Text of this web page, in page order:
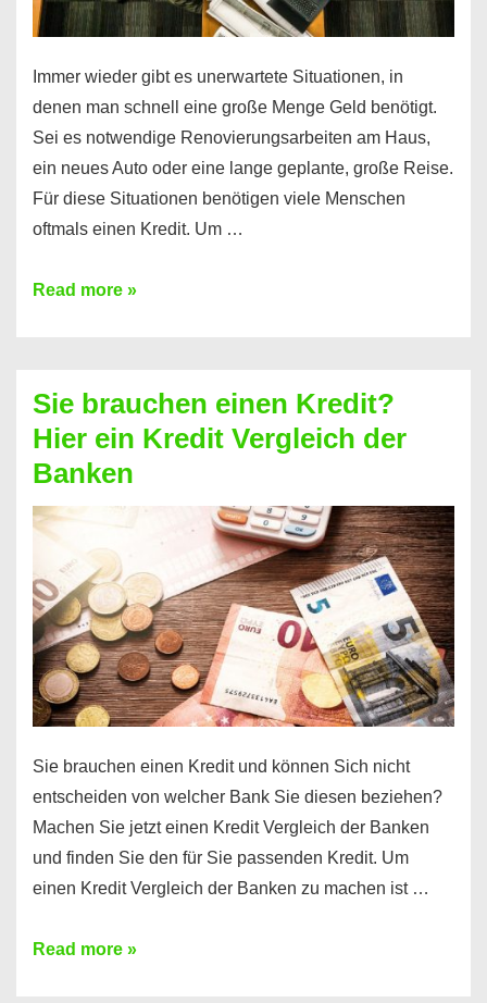
Immer wieder gibt es unerwartete Situationen, in
denen man schnell eine große Menge Geld benötigt.
Sei es notwendige Renovierungsarbeiten am Haus,
ein neues Auto oder eine lange geplante, große Reise.
Für diese Situationen benötigen viele Menschen
oftmals einen Kredit. Um …
Brauchen
Summe
Geld?
Hier
einen
10000
Euro
Kredit
finden
Read more »
Sie brauchen einen Kredit?
Hier ein Kredit Vergleich der
Banken
Sie brauchen einen Kredit und können Sich nicht
entscheiden von welcher Bank Sie diesen beziehen?
Machen Sie jetzt einen Kredit Vergleich der Banken
und finden Sie den für Sie passenden Kredit. Um
einen Kredit Vergleich der Banken zu machen ist …
Sie
Read more »